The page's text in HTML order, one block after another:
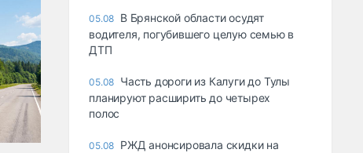
05.08 В Брянской области осудят
водителя, погубившего целую семью в
ДТП
05.08 Часть дороги из Калуги до Тулы
планируют расширить до четырех
полос
05.08 РЖД анонсировала скидки на